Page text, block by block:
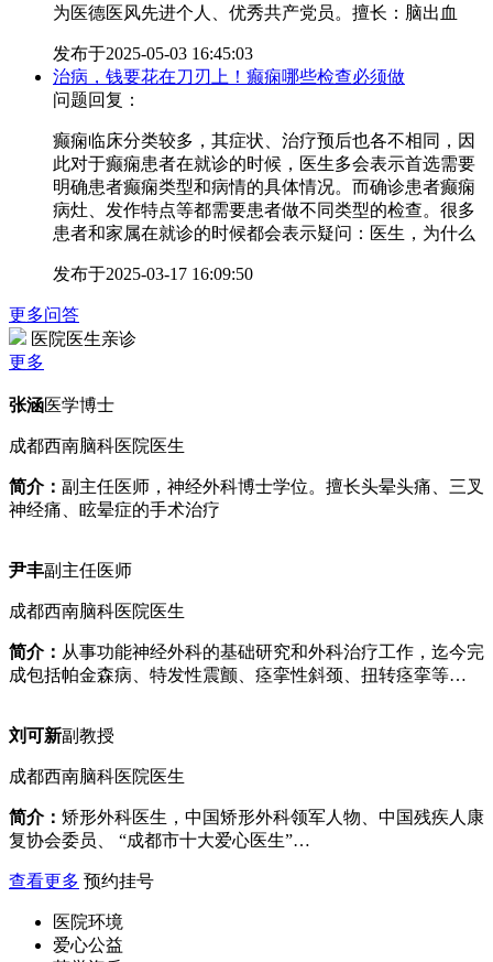
为医德医风先进个人、优秀共产党员。擅长：脑出血
发布于2025-05-03 16:45:03
治病，钱要花在刀刃上！癫痫哪些检查必须做
问题回复：
癫痫临床分类较多，其症状、治疗预后也各不相同，因
此对于癫痫患者在就诊的时候，医生多会表示首选需要
明确患者癫痫类型和病情的具体情况。而确诊患者癫痫
病灶、发作特点等都需要患者做不同类型的检查。很多
患者和家属在就诊的时候都会表示疑问：医生，为什么
发布于2025-03-17 16:09:50
更多问答
医院医生亲诊
更多
张涵医学博士
成都西南脑科医院医生
简介： 副主任医师，神经外科博士学位。擅长头晕头痛、三叉
神经痛、眩晕症的手术治疗
尹丰副主任医师
成都西南脑科医院医生
简介： 从事功能神经外科的基础研究和外科治疗工作，迄今完
成包括帕金森病、特发性震颤、痉挛性斜颈、扭转痉挛等…
刘可新副教授
成都西南脑科医院医生
简介： 矫形外科医生，中国矫形外科领军人物、中国残疾人康
复协会委员、 “成都市十大爱心医生”…
查看更多 预约挂号
医院环境
爱心公益